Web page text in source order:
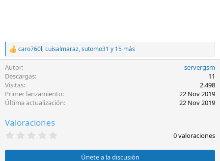
R
e
a
c
c
i
o
n
s
caro760l, Luisalmaraz,sutomo31 y 15 más
Autor
servergsm
Descargas
11
Visitas
2.498
Primer lanzamiento
22 Nov 2019
Última actualización
22 Nov 2019
Valoraciones
0
0 valoraciones
Únete a la discusión